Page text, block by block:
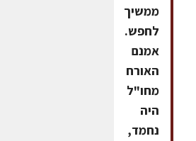
ממשיך
לחפש.
אמנם
האורח
מחו"ל
היה
נחמד,